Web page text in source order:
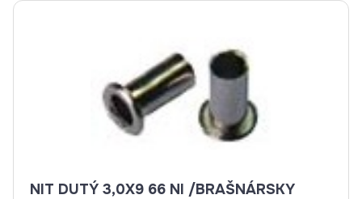
NIT DUTÝ 3,0X9 66 NI /BRAŠNÁRSKY